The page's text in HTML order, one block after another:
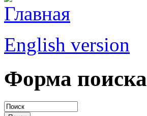
English version
Форма поиска